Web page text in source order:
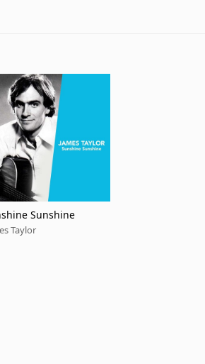
Sunshine
Taylor